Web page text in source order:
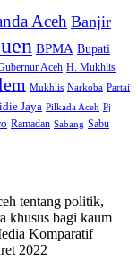
Aceh Banjir
BPMA Bupati
Aceh H. Mukhlis
Mukhlis Narkoba Partai
Jaya Pilkada Aceh Pj
Ramadan Sabang Sabu
tentang politik,
khusus bagi kaum
Komparatif
2022